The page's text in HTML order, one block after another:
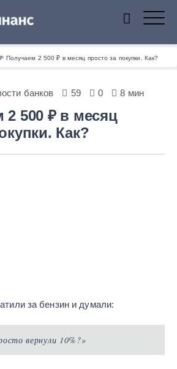
Получаем 2 500 ₽ в месяц просто за покупки. Как?
банков 59 0 8 мин
2 500 ₽ в месяц
Как?
за бензин и думали:
вернули 10%?»